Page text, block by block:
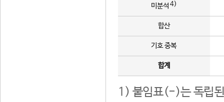
미분석 4)
합산
기호 중복
합계
1) 붙임표(-)는 독립된